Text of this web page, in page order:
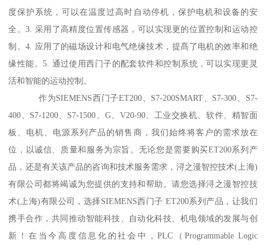
度保护系统，可以在温度过高时自动停机，保护电机和设备的安
全。3. 采用了高精度位置传感器，可以实现更的位置控制和运动控
制。4. 应用了的磁场设计和电气绝缘技术，提髙了电机的效率和绝
缘性能。5. 通过使用西门子的配套软件和控制系统，可以实现更灵
活和智能的运动控制。
作为SIEMENS西门子ET200、S7-200SMART、S7-300、S7-
400、S7-1200、S7-1500、G、V20-90、工业交换机、软件、精智面
板、电机、电源系列产品的销售商，我们始终将客户的需求放在
位，以诚信、质量和服务为宗旨。无论您是需要购买ET200系列产
品，还是有关该产品的咨询和技术服务需求，浔之漫智控技术(上海)
有限公司都将竭诚为您提供的支持和帮助。请您选择浔之漫智控技
术(上海)有限公司，选择SIEMENS西门子 ET200系列产品，让我们
携手合作，共同推动智能科技、自动化科技、机电领域的发展与创
新！在当今高度信息化的社会中，PLC（Programmable Logic